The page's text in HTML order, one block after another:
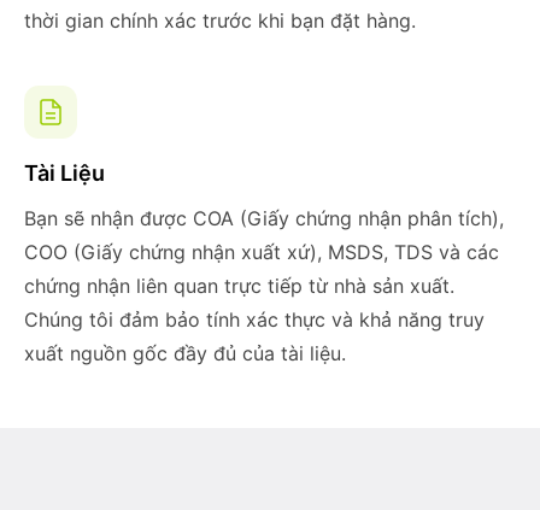
thời gian chính xác trước khi bạn đặt hàng.
Tài Liệu
Bạn sẽ nhận được COA (Giấy chứng nhận phân tích),
COO (Giấy chứng nhận xuất xứ), MSDS, TDS và các
chứng nhận liên quan trực tiếp từ nhà sản xuất.
Chúng tôi đảm bảo tính xác thực và khả năng truy
xuất nguồn gốc đầy đủ của tài liệu.